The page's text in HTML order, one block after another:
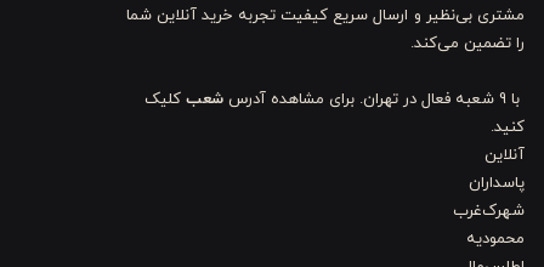
همچنان نرم و لطیف باقی بماند. این ویژگی باعث می‌شود محصول برای
۵. مناسب برای فصول و کاربرد
این روتختی چهار فصل سبک و راحت است و برای استفاده در تمام
گرمای ملایم ایجاد می‌کند. ست شامل روتختی و روبالشتی هماهنگ، به
مشتری بی‌نظیر و ارسال سریع کیفیت تجربه خرید آنلاین شما
را تضمین می‌کند.
با 9 شعبه فعال در تهران. برای مشاهده آدرس شعب کلیک
کنید.
آنلاین
پاسداران
شهرک‌غرب
محمودیه